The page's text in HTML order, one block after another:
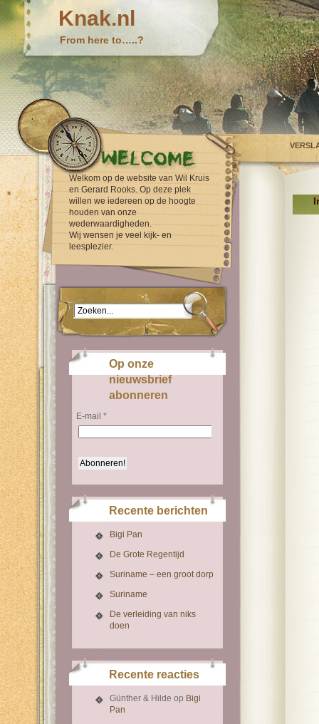
Knak.nl
From here to…..?
Welkom op de website van Wil Kruis
en Gerard Rooks. Op deze plek
willen we iedereen op de hoogte
houden van onze
wederwaardigheden.
Wij wensen je veel kijk- en
leesplezier.
Op onze
nieuwsbrief
abonneren
E-mail *
Recente berichten
Bigi Pan
De Grote Regentijd
Suriname – een groot dorp
Suriname
De verleiding van niks
doen
Recente reacties
Günther & Hilde op Bigi
Pan